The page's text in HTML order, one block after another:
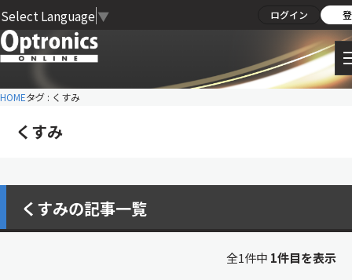
Select Language ▼ ログイン
HOMEタグ : くすみ
くすみ
くすみの記事一覧
全1件中 1件目を表示